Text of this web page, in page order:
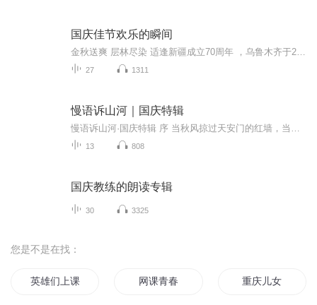
国庆佳节欢乐的瞬间
27 1311
慢语诉山河｜国庆特辑
13 808
国庆教练的朗读专辑
30 3325
您是不是在找：
英雄们上课啦 网课青春 重庆儿女